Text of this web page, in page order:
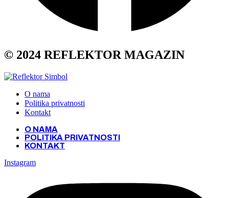
© 2024 REFLEKTOR MAGAZIN
O nama
Politika privatnosti
Kontakt
O NAMA
POLITIKA PRIVATNOSTI
KONTAKT
Instagram